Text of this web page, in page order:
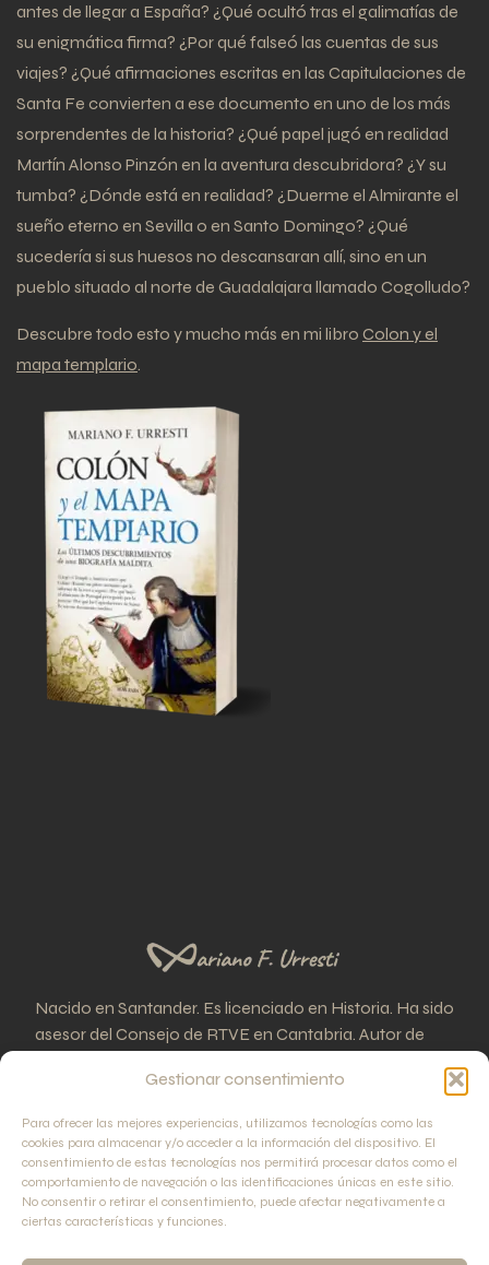
Gestionar consentimiento
Para ofrecer las mejores experiencias, utilizamos tecnologías como las
cookies para almacenar y/o acceder a la información del dispositivo. El
consentimiento de estas tecnologías nos permitirá procesar datos como el
comportamiento de navegación o las identificaciones únicas en este sitio.
No consentir o retirar el consentimiento, puede afectar negativamente a
ciertas características y funciones.
antes de llegar a España? ¿Qué ocultó tras el galimatías de
su enigmática firma? ¿Por qué falseó las cuentas de sus
viajes? ¿Qué afirmaciones escritas en las Capitulaciones de
Santa Fe convierten a ese documento en uno de los más
sorprendentes de la historia? ¿Qué papel jugó en realidad
Martín Alonso Pinzón en la aventura descubridora? ¿Y su
tumba? ¿Dónde está en realidad? ¿Duerme el Almirante el
sueño eterno en Sevilla o en Santo Domingo? ¿Qué
sucedería si sus huesos no descansaran allí, sino en un
pueblo situado al norte de Guadalajara llamado Cogolludo?
Descubre todo esto y mucho más en mi libro Colon y el
mapa templario.
Nacido en Santander. Es licenciado en Historia. Ha sido
asesor del Consejo de RTVE en Cantabria. Autor de
Aviso LegalPolítica de Privacidad